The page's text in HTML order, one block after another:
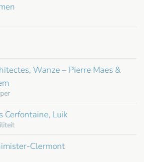
Wanze – Pierre Maes &
Cerfontaine, Luik
Clermont